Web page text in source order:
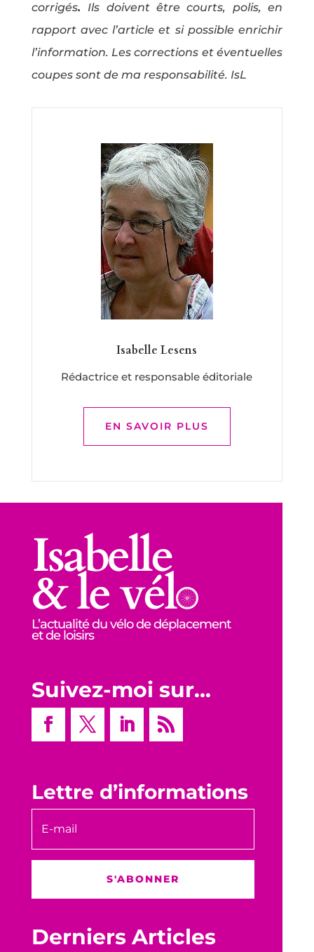
corrigés. Ils doivent être courts, polis, en
rapport avec l’article et si possible enrichir
l’information. Les corrections et éventuelles
coupes sont de ma responsabilité. IsL
Isabelle Lesens
Rédactrice et responsable éditoriale
EN SAVOIR PLUS
L’actualité du vélo de déplacement
et de loisirs
Suivez-moi sur…
Lettre d’informations
S'ABONNER
Derniers Articles